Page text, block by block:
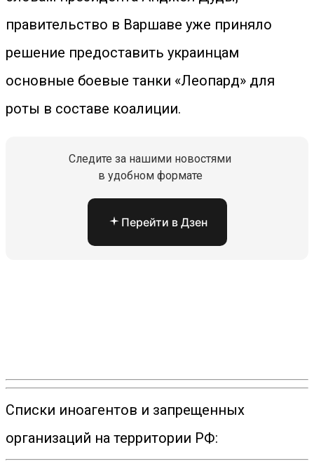
правительство в Варшаве уже приняло
решение предоставить украинцам
основные боевые танки «Леопард» для
роты в составе коалиции.
Следите за нашими новостями
в удобном формате
Перейти в Дзен
Списки иноагентов и запрещенных
организаций на территории РФ: